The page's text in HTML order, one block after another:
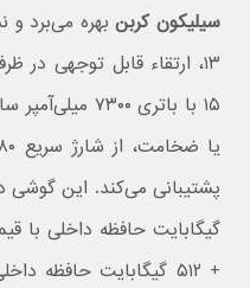
سیلیکون کربنبهره می‌برد و
۱۳، ارتقاء قابل توجهی
۱۵ با باتری